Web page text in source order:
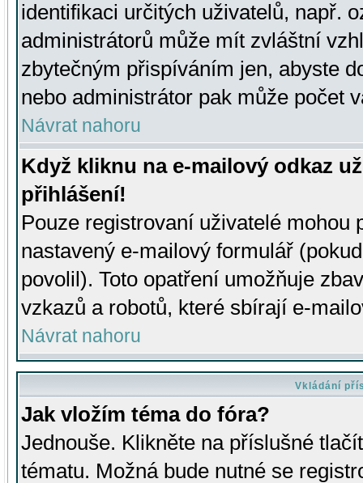
identifikaci určitých uživatelů, např.
administrátorů může mít zvláštní
zbytečným přispíváním jen, abyste
nebo administrátor pak může počet
Návrat nahoru
Když kliknu na e-mailový odkaz
přihlášení!
Pouze registrovaní uživatelé mohou
nastavený e-mailový formulář
povolil). Toto opatření umožňuje
vzkazů a robotů, které sbírají e-
Návrat nahoru
Vkládání
Jak vložím téma do fóra?
Jednouše. Klikněte na příslušné
tématu. Možná bude nutné se